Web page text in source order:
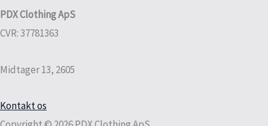
PDX Clothing ApS
CVR: 37781363
Midtager 13, 2605
Kontakt os